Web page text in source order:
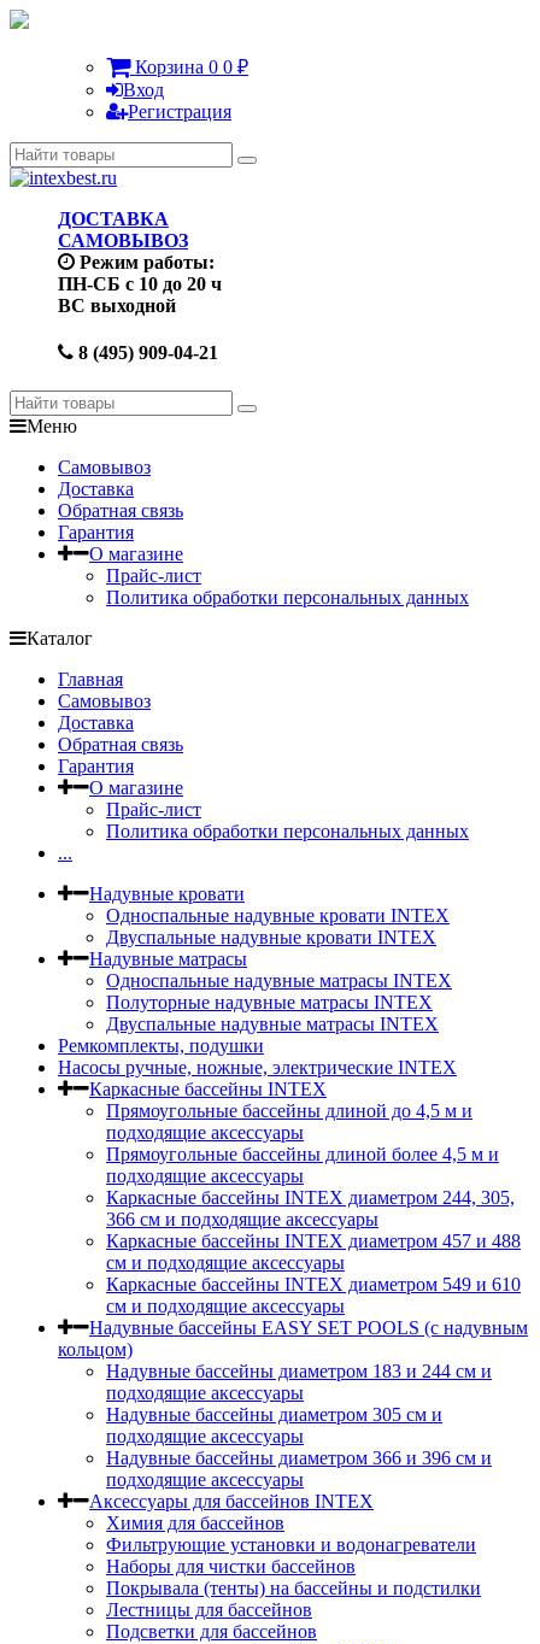
Корзина 0 0 ₽
Вход
Регистрация
ДОСТАВКА
САМОВЫВОЗ
Режим работы:
ПН-СБ с 10 до 20 ч
ВС выходной
8 (495) 909-04-21
Меню
Самовывоз
Доставка
Обратная связь
Гарантия
О магазине
Прайс-лист
Политика обработки персональных данных
Каталог
Главная
Самовывоз
Доставка
Обратная связь
Гарантия
О магазине
Прайс-лист
Политика обработки персональных данных
...
Надувные кровати
Односпальные надувные кровати INTEX
Двуспальные надувные кровати INTEX
Надувные матрасы
Односпальные надувные матрасы INTEX
Полуторные надувные матрасы INTEX
Двуспальные надувные матрасы INTEX
Ремкомплекты, подушки
Насосы ручные, ножные, электрические INTEX
Каркасные бассейны INTEX
Прямоугольные бассейны длиной до 4,5 м и
подходящие аксессуары
Прямоугольные бассейны длиной более 4,5 м и
подходящие аксессуары
Каркасные бассейны INTEX диаметром 244, 305,
366 см и подходящие аксессуары
Каркасные бассейны INTEX диаметром 457 и 488
cм и подходящие аксессуары
Каркасные бассейны INTEX диаметром 549 и 610
см и подходящие аксессуары
Надувные бассейны EASY SET POOLS (с надувным
кольцом)
Надувные бассейны диаметром 183 и 244 см и
подходящие аксессуары
Надувные бассейны диаметром 305 см и
подходящие аксессуары
Надувные бассейны диаметром 366 и 396 см и
подходящие аксессуары
Аксессуары для бассейнов INTEX
Химия для бассейнов
Фильтрующие установки и водонагреватели
Наборы для чистки бассейнов
Покрывала (тенты) на бассейны и подстилки
Лестницы для бассейнов
Подсветки для бассейнов